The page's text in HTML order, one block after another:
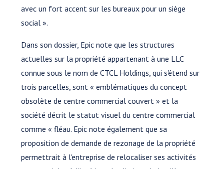
avec un fort accent sur les bureaux pour un siège
social ».
Dans son dossier, Epic note que les structures
actuelles sur la propriété appartenant à une LLC
connue sous le nom de CTCL Holdings, qui s'étend sur
trois parcelles, sont « emblématiques du concept
obsolète de centre commercial couvert » et la
société décrit le statut visuel du centre commercial
comme « fléau. Epic note également que sa
proposition de demande de rezonage de la propriété
permettrait à l'entreprise de relocaliser ses activités